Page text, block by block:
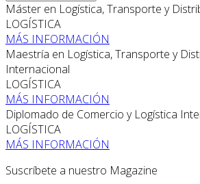
Máster en Logística, Transporte y
LOGÍSTICA
MÁS INFORMACIÓN
Maestría en Logística, Transporte y
Internacional
LOGÍSTICA
MÁS INFORMACIÓN
Diplomado de Comercio y Logística
LOGÍSTICA
MÁS INFORMACIÓN
Suscríbete a nuestro Magazine